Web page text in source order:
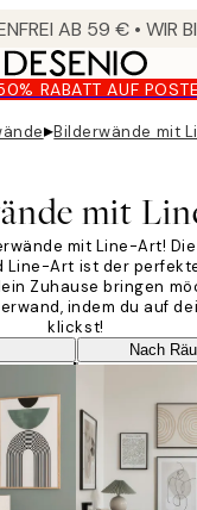
RABATT AUF
▸Bilderwände mit
mit
mit Line-Art!
Line-Art ist der
Zuhause bringen
indem du auf
klickst!
Nach